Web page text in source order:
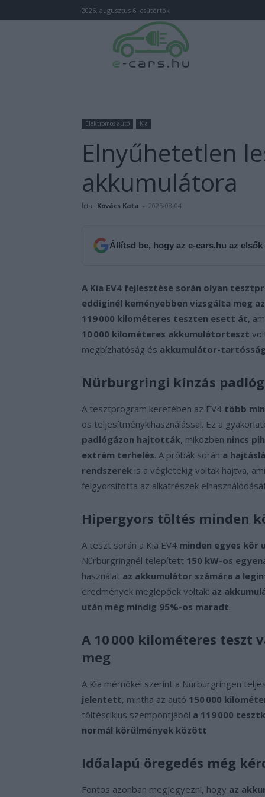
2026. augusztus 6. csütörtök
Elektromos autó Kia
Elnyűhetetlen
akkumulátora
Írta: Kovács Kata - 2025-08-04
Állítsd be, hogy az e-cars.hu az
A Kia EV4 fejlesztése során olyan
eddiginél keményebben vizsgálta meg
119 000 kilométeres teszten esett át,
10 000 kilométeres akkumulátorteszt
megbízhatóság és akkumulátor-
Nürburgringi kínzás
A tesztprogram keretében az EV4 több
os teljesítménykihasználással. Ez a
padlógázon hajtották, miközben nincs
extrém terhelés. A próbák során a
rendszerek is a végletekig voltak hajtva,
felgyorsította az alkatrészek
Hipergyors töltés minden
A teszt során a Kia EV4 minden egyes
Nürburgringnél telepített 150 kW-os
használat az akkumulátor számára a
eredmények meglepőek voltak: az
után még mindig 95%-os maradt.
A 10 000 kilométeres teszt
meg
A Kia mérnökei szerint a Nürburgringen
jelentett, mintha az autó 150 000
töltésciklus szempontjából a 119 000
normál körülmények között.
Időalapú öregedés még
Fontos azonban megjegyezni, hogy az